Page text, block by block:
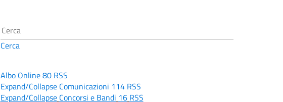
Cerca
Albo Online80 RSS
Expand/Collapse Comunicazioni 114 RSS
Expand/Collapse Concorsi e Bandi 16 RSS